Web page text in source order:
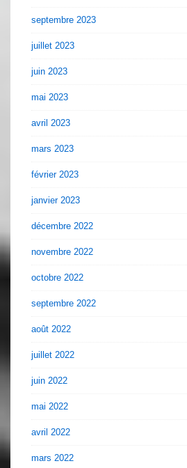
septembre 2023
juillet 2023
juin 2023
mai 2023
avril 2023
mars 2023
février 2023
janvier 2023
décembre 2022
novembre 2022
octobre 2022
septembre 2022
août 2022
juillet 2022
juin 2022
mai 2022
avril 2022
mars 2022